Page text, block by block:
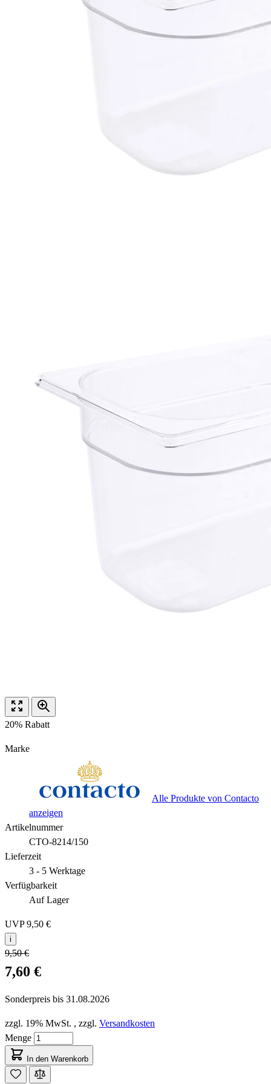
20% Rabatt
Marke
Alle Produkte von Contacto
anzeigen
Artikelnummer
CTO-8214/150
Lieferzeit
3 - 5 Werktage
Verfügbarkeit
Auf Lager
UVP9,50 €
i
9,50 €
7,60 €
Sonderpreis bis 31.08.2026
zzgl. 19% MwSt. , zzgl. Versandkosten
Menge
In den Warenkorb